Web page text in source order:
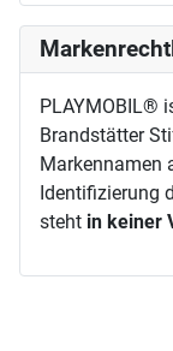
PLAYMOBIL®
Brandstätter
Markennamen
Identifizierung
steht in keiner